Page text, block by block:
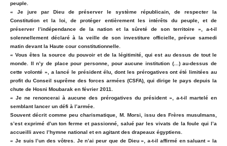
peuple.
« Je jure par Dieu de préserver le système républicain, de respecter la
Constitution et la loi, de protéger entièrement les intérêts du peuple, et de
préserver l’indépendance de la nation et la sûreté de son territoire », a-t-il
solennellement déclaré à la veille de son investiture officielle, prévue samedi
matin devant la Haute cour constitutionnelle.
« Vous êtes la source du pouvoir et de la légitimité, qui est au dessus de tout le
monde. Il n’y de place pour personne, pour aucune institution (…) au-dessus de
cette volonté », a lancé le président élu, dont les prérogatives ont été limitées au
profit du Conseil suprême des forces armées (CSFA), qui dirige le pays depuis la
chute de Hosni Moubarak en février 2011.
« Je ne renoncerai à aucune des prérogatives du président », a-t-il martelé en
semblant lancer un défi à l’armée.
Souvent décrit comme peu charismatique, M. Morsi, issu des Frères musulmans,
s’est exprimé d’un ton ferme et passionné, salué par les vivats de la foule qui l’a
accueilli avec l’hymne national et en agitant des drapeaux égyptiens.
« Je suis l’un des vôtres. Je n’ai peur que de Dieu », a-t-il affirmé en saluant « la